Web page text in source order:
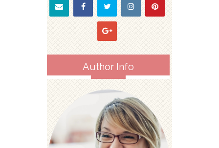
Author Info